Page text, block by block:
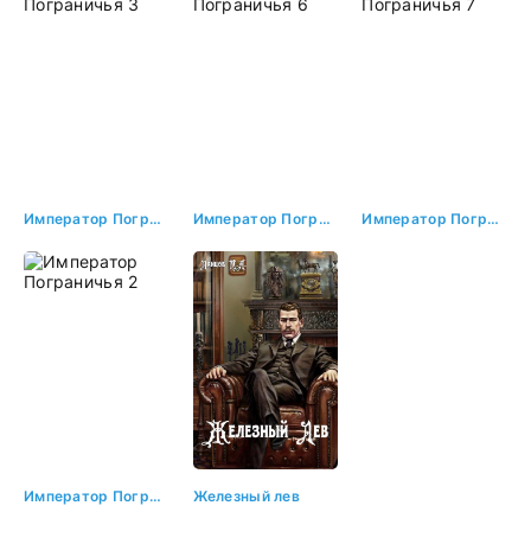
Император Пограничья 3 Император Пограничья 6 Император Пограничья 7
Император Пограничья 2 Железный лев